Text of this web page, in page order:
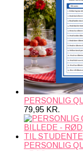
PERSONLIG
79,95 KR.
PERSONLIG